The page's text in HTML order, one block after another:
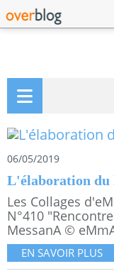
06/05/2019
L'élaboration du
Les Collages
N°410
MessanA ©
EN SAVOIR PLUS